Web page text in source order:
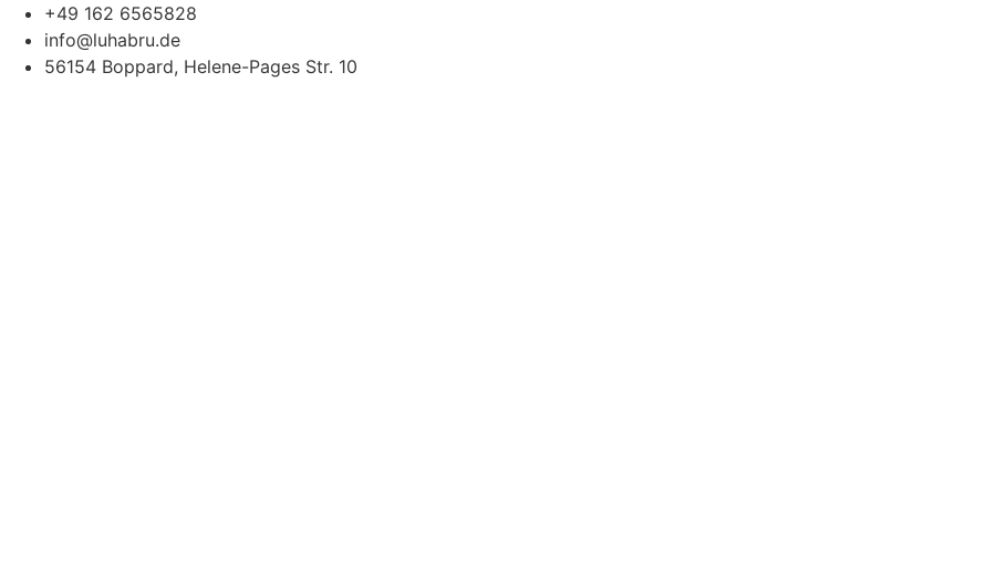
Zum
Inhalt
wechseln
+49 162 6565828
info@luhabru.de
56154 Boppard, Helene-Pages Str. 10